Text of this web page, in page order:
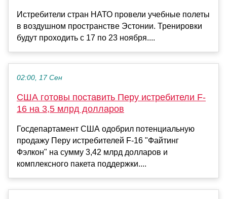
Истребители стран НАТО провели учебные полеты
в воздушном пространстве Эстонии. Тренировки
будут проходить с 17 по 23 ноября....
02:00, 17 Сен
США готовы поставить Перу истребители F-
16 на 3,5 млрд долларов
Госдепартамент США одобрил потенциальную
продажу Перу истребителей F-16 "Файтинг
Фэлкон" на сумму 3,42 млрд долларов и
комплексного пакета поддержки....